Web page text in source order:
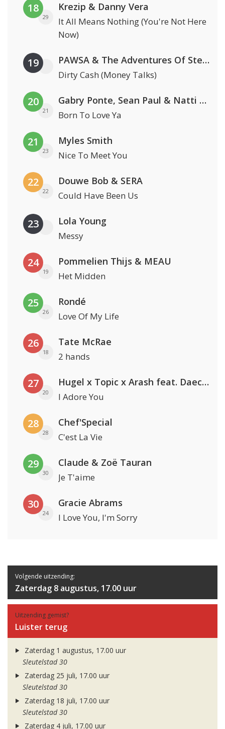
18
29
Krezip & Danny Vera
It All Means Nothing (You're Not Here
Now)
19 PAWSA & The Adventures Of Stevie V
Dirty Cash (Money Talks)
20
21
Gabry Ponte, Sean Paul & Natti Natasha
Born To Love Ya
21
23
Myles Smith
Nice To Meet You
22
22
Douwe Bob & SERA
Could Have Been Us
23 Lola Young
Messy
24
19
Pommelien Thijs & MEAU
Het Midden
25
26
Rondé
Love Of My Life
26
18
Tate McRae
2 hands
27
20
Hugel x Topic x Arash feat. Daecolm
I Adore You
28
28
Chef'Special
C'est La Vie
29
30
Claude & Zoë Tauran
Je T'aime
30
24
Gracie Abrams
I Love You, I'm Sorry
Volgende uitzending:
Zaterdag 8 augustus, 17.00 uur
Uitzending gemist?
Luister terug
Zaterdag 1 augustus, 17.00 uur
Sleutelstad 30
Zaterdag 25 juli, 17.00 uur
Sleutelstad 30
Zaterdag 18 juli, 17.00 uur
Sleutelstad 30
Zaterdag 4 juli, 17.00 uur